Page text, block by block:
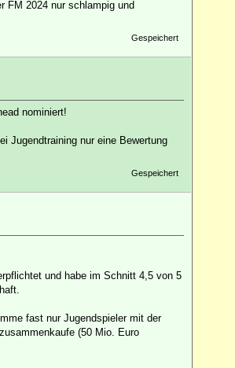
FM 2024 nur schlampig und
Gespeichert
nominiert!
Jugendtraining nur eine Bewertung
Gespeichert
und habe im Schnitt 4,5 von 5
fast nur Jugendspieler mit der
(50 Mio. Euro